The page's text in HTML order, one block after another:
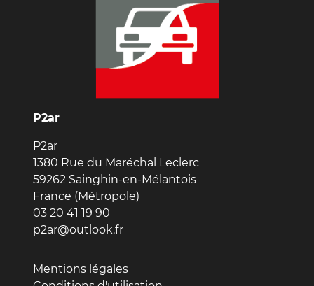
P2ar
P2ar
1380 Rue du Maréchal Leclerc
59262 Sainghin-en-Mélantois
France (Métropole)
03 20 41 19 90
p2ar@outlook.fr
Mentions légales